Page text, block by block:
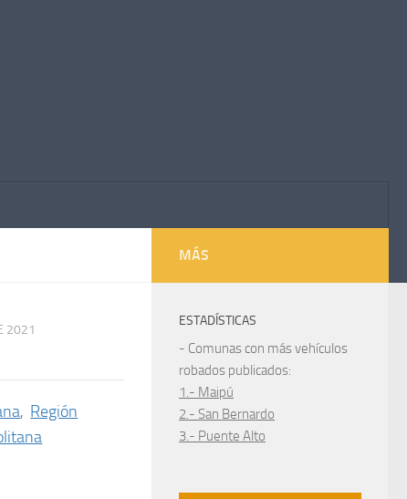
2021
, Región
MÁS
ESTADÍSTICAS
- Comunas con más vehículos
robados publicados:
1.- Maipú
2.- San Bernardo
3.- Puente Alto